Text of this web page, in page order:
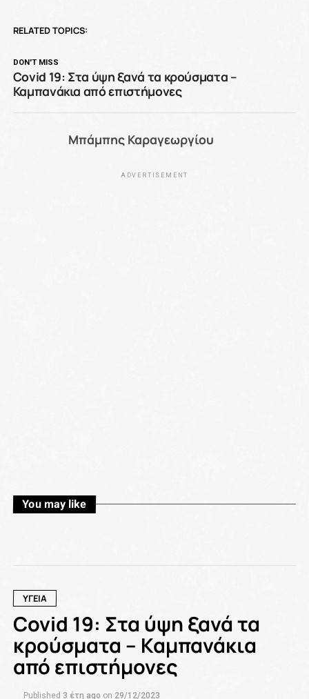
RELATED TOPICS:
DON'T MISS
Covid 19: Στα ύψη ξανά τα κρούσματα –
Καμπανάκια από επιστήμονες
Μπάμπης Καραγεωργίου
ADVERTISEMENT
You may like
ΥΓΕΙΑ
Covid 19: Στα ύψη ξανά τα
κρούσματα – Καμπανάκια
από επιστήμονες
Published 3 έτη ago on 29/12/2023